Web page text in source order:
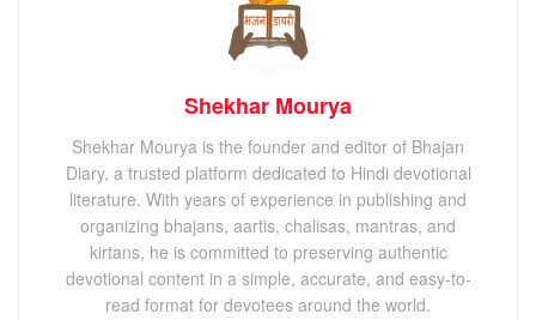
Shekhar Mourya
Shekhar Mourya is the founder and editor of Bhajan
Diary, a trusted platform dedicated to Hindi devotional
literature. With years of experience in publishing and
organizing bhajans, aartis, chalisas, mantras, and
kirtans, he is committed to preserving authentic
devotional content in a simple, accurate, and easy-to-
read format for devotees around the world.